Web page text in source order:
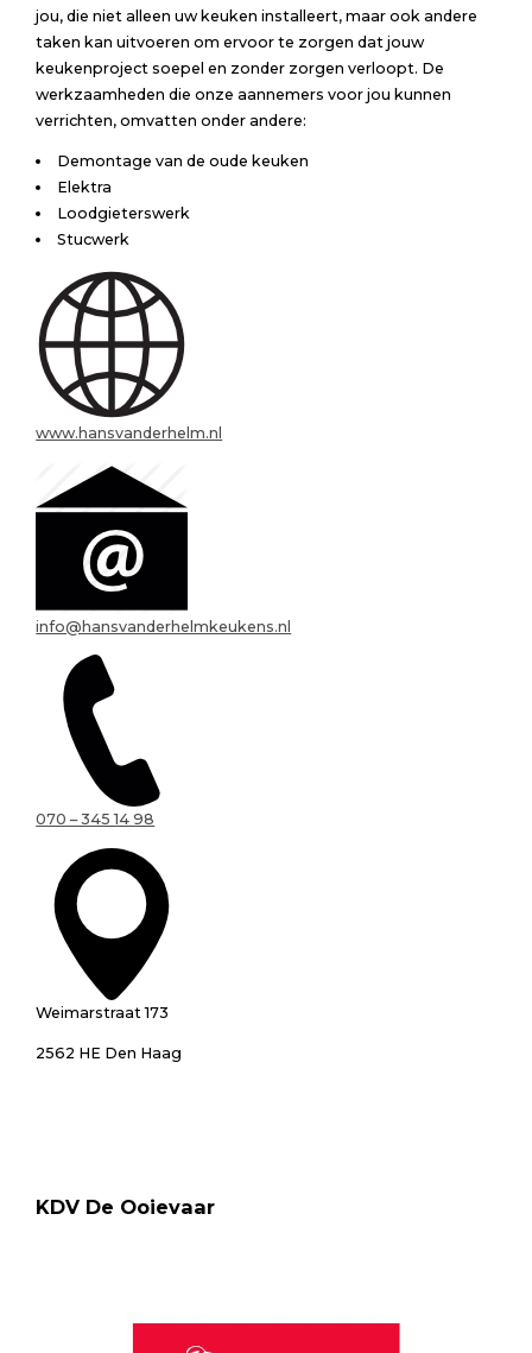
jou, die niet alleen uw keuken installeert, maar ook andere
taken kan uitvoeren om ervoor te zorgen dat jouw
keukenproject soepel en zonder zorgen verloopt. De
werkzaamheden die onze aannemers voor jou kunnen
verrichten, omvatten onder andere:
Demontage van de oude keuken
Elektra
Loodgieterswerk
Stucwerk
www.hansvanderhelm.nl
info@hansvanderhelmkeukens.nl
070 – 345 14 98
Weimarstraat 173
2562 HE Den Haag
KDV De Ooievaar